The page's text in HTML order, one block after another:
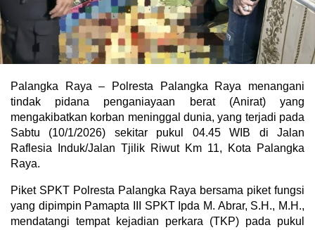
Palangka Raya – Polresta Palangka Raya menangani
tindak pidana penganiayaan berat (Anirat) yang
mengakibatkan korban meninggal dunia, yang terjadi pada
Sabtu (10/1/2026) sekitar pukul 04.45 WIB di Jalan
Raflesia Induk/Jalan Tjilik Riwut Km 11, Kota Palangka
Raya.
Piket SPKT Polresta Palangka Raya bersama piket fungsi
yang dipimpin Pamapta III SPKT Ipda M. Abrar, S.H., M.H.,
mendatangi tempat kejadian perkara (TKP) pada pukul